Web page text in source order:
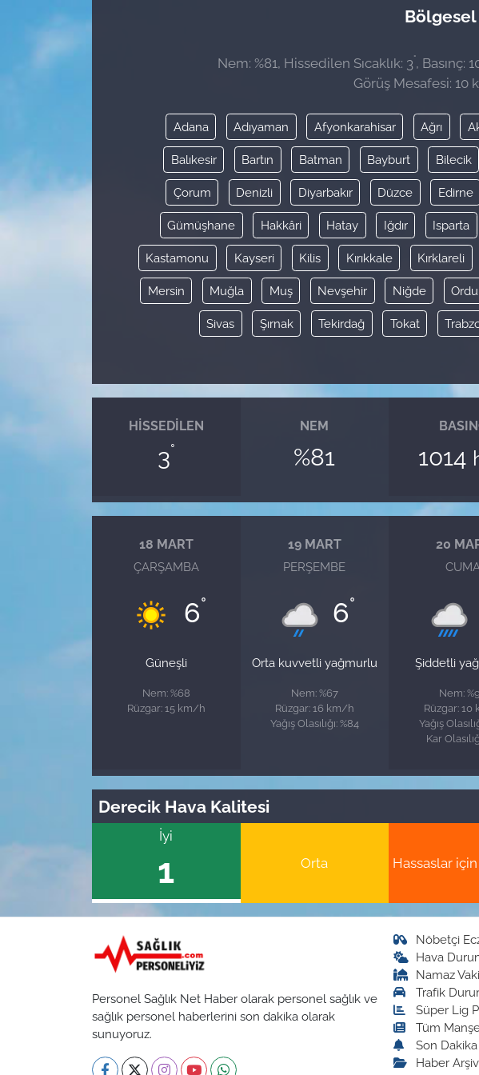
Bölgesel
Nem: %81, Hissedilen Sıcaklık: 3°, Basınç:
Görüş Mesafesi: 10
Adana Adıyaman Afyonkarahisar Ağrı
Balıkesir Bartın Batman Bayburt Bilecik
Çorum Denizli Diyarbakır Düzce Edirne
Gümüşhane Hakkâri Hatay Iğdır Isparta
Kastamonu Kayseri Kilis Kırıkkale Kırklareli
Mersin Muğla Muş Nevşehir Niğde Ordu
Sivas Şırnak Tekirdağ Tokat
HISSEDILEN
3°
NEM
%81 1014
18 MART
ÇARŞAMBA
6°
Güneşli
Nem: %68
Rüzgar: 15 km/h
19 MART
PERŞEMBE
6°
Orta kuvvetli yağmurlu
Nem: %67
Rüzgar: 16 km/h
Yağış Olasılığı: %84
20
CUMA
Şiddetli
Nem:
Rüzgar: 10
Yağış
Kar
Derecik Hava Kalitesi
İyi
1 Orta Hassaslar için
Personel Sağlık Net Haber olarak personel sağlık ve
sağlık personel haberlerini son dakika olarak
sunuyoruz.
Nöbetçi
Hava
Namaz
Trafik
Süper Lig
Tüm
Son
Haber
Sağlık